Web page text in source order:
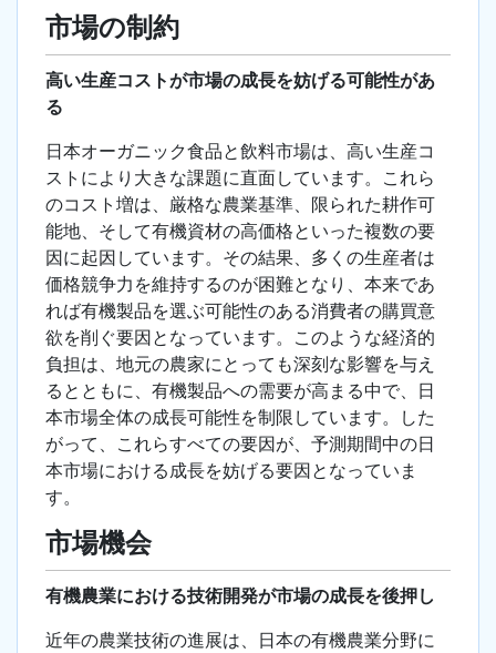
市場の制約
高い生産コストが市場の成長を妨げる可能性があ
る
日本オーガニック食品と飲料市場は、高い生産コ
ストにより大きな課題に直面しています。これら
のコスト増は、厳格な農業基準、限られた耕作可
能地、そして有機資材の高価格といった複数の要
因に起因しています。その結果、多くの生産者は
価格競争力を維持するのが困難となり、本来であ
れば有機製品を選ぶ可能性のある消費者の購買意
欲を削ぐ要因となっています。このような経済的
負担は、地元の農家にとっても深刻な影響を与え
るとともに、有機製品への需要が高まる中で、日
本市場全体の成長可能性を制限しています。した
がって、これらすべての要因が、予測期間中の日
本市場における成長を妨げる要因となっていま
す。
市場機会
有機農業における技術開発が市場の成長を後押し
近年の農業技術の進展は、日本の有機農業分野に